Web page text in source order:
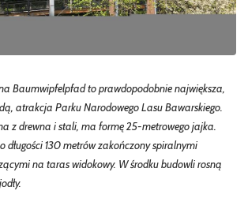
Baumwipfelpfad to prawdopodobnie największa,
atrakcja Parku Narodowego Lasu Bawarskiego.
z drewna i stali, ma formę 25-metrowego jajka.
długości 130 metrów zakończony spiralnymi
na taras widokowy. W środku budowli rosną